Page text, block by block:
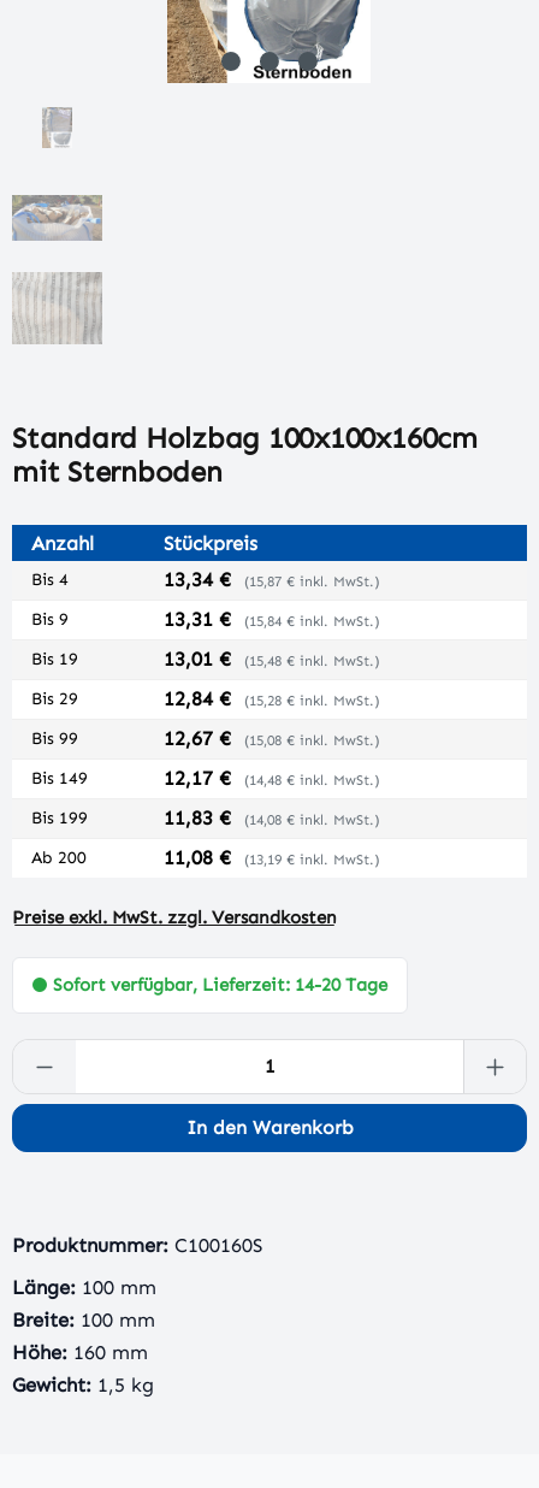
Standard Holzbag 100x100x160cm
mit Sternboden
Anzahl Stückpreis
Bis 4 13,34 € (15,87 € inkl. MwSt.)
Bis 9 13,31 € (15,84 € inkl. MwSt.)
Bis 19 13,01 € (15,48 € inkl. MwSt.)
Bis 29 12,84 € (15,28 € inkl. MwSt.)
Bis 99 12,67 € (15,08 € inkl. MwSt.)
Bis 149 12,17 € (14,48 € inkl. MwSt.)
Bis 199 11,83 € (14,08 € inkl. MwSt.)
Ab 200 11,08 € (13,19 € inkl. MwSt.)
Preise exkl. MwSt. zzgl. Versandkosten
Sofort verfügbar, Lieferzeit: 14-20 Tage
Produkt Anzahl: Gib den gewünschten
In den Warenkorb
Produktnummer: C100160S
Länge: 100 mm
Breite: 100 mm
Höhe: 160 mm
Gewicht: 1,5 kg